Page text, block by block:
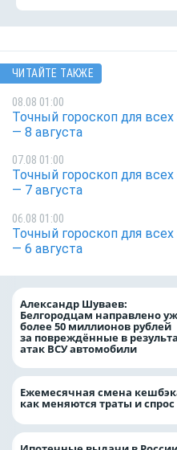
ЧИТАЙТЕ ТАКЖЕ
08.08 01:00
Точный гороскоп для всех
— 8 августа
07.08 01:00
Точный гороскоп для всех
— 7 августа
06.08 01:00
Точный гороскоп для всех
— 6 августа
Александр Шуваев:
Белгородцам направлено
более 50 миллионов рублей
за повреждённые в
атак ВСУ автомобили
Ежемесячная смена
как меняются траты и спрос